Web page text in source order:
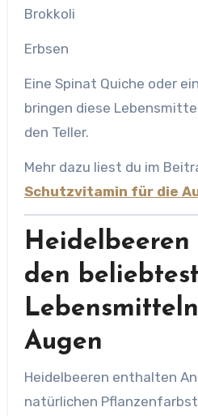
Brokkoli
Erbsen
Eine Spinat Quiche oder
bringen diese
den Teller.
Mehr dazu liest du im
Schutzvitamin für die
Heidelbeeren
den
Augen
Heidelbeeren enthalten
natürlichen